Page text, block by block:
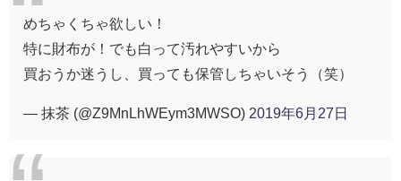
めちゃくちゃ欲しい！
特に財布が！でも白って汚れやすいから
買おうか迷うし、買っても保管しちゃいそう（笑）
— 抹茶 (@Z9MnLhWEym3MWSO) 2019年6月27日